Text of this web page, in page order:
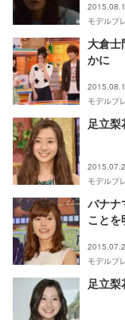
モデルプ
大倉士
かに
モデルプ
足立
モデルプ
バナナ
ことを
モデルプ
足立梨